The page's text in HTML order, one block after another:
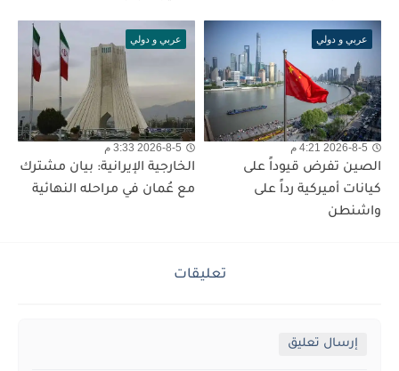
عربي و دولي
2026-8-5 4:21 م
الصين تفرض قيوداً على
كيانات أميركية رداً على
واشنطن
عربي و دولي
2026-8-5 3:33 م
الخارجية الإيرانية: بيان مشترك
مع عُمان في مراحله النهائية
تعليقات
إرسال تعليق